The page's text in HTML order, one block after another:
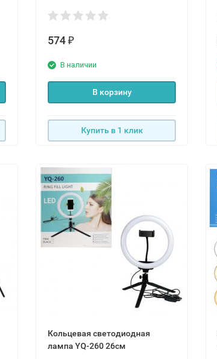
574 ₽
В наличии
В корзину
Купить в 1 клик
Кольцевая светодиодная
лампа YQ-260 26см